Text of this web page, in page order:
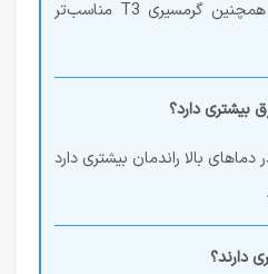
T1 و برای همه مناطق و همچنین گرمسیری T3 مناسب‌تر
بالا راندمان بیشتری دارد